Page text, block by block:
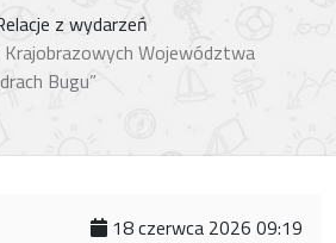
z wydarzeń
Województwa
Bugu”
18 czerwca 2026 09:19